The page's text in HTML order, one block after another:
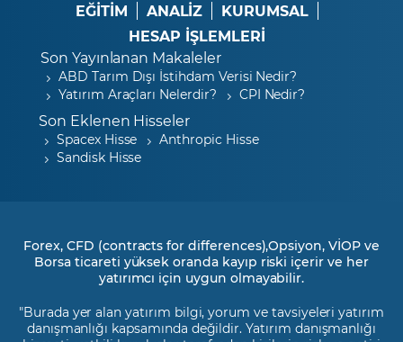
EĞİTİM
ANALİZ
KURUMSAL
HESAP İŞLEMLERİ
Son Yayınlanan Makaleler
ABD Tarım Dışı İstihdam Verisi Nedir?
Yatırım Araçları Nelerdir?
CPI Nedir?
Son Eklenen Hisseler
Spacex Hisse
Anthropic Hisse
Sandisk Hisse
Forex, CFD (contracts for differences),Opsiyon, VİOP ve
Borsa ticareti yüksek oranda kayıp riski içerir ve her
yatırımcı için uygun olmayabilir.
"Burada yer alan yatırım bilgi, yorum ve tavsiyeleri yatırım
danışmanlığı kapsamında değildir. Yatırım danışmanlığı